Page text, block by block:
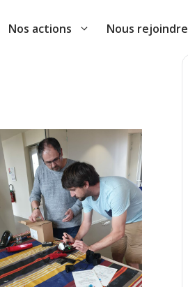
Nos actions Nous rejoindre